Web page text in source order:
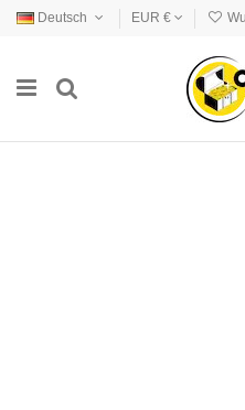
Deutsch EUR €